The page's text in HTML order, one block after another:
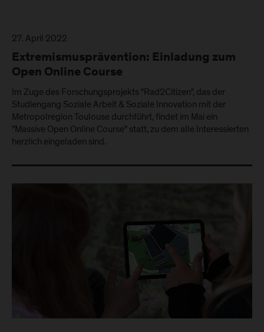
27. April 2022
Extremismusprävention: Einladung zum
Open Online Course
Im Zuge des Forschungsprojekts "Rad2Citizen", das der
Studiengang Soziale Arbeit & Soziale Innovation mit der
Metropolregion Toulouse durchführt, findet im Mai ein
"Massive Open Online Course" statt, zu dem alle Interessierten
herzlich eingeladen sind.